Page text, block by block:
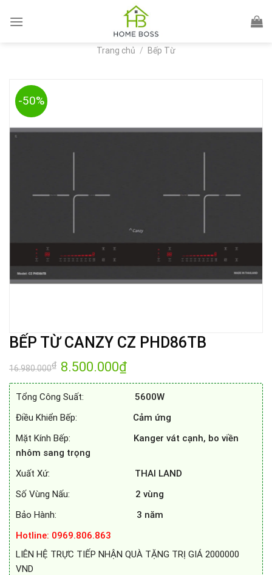
Trang chủ / Bếp Từ
-50%
BẾP TỪ CANZY CZ PHD86TB
16.980.000₫ Giá
gốc
là:
8.500.000₫Giá
tại
8.500.000₫.
Tổng Công Suất:
5600W
Điều Khiển Bếp: Cảm ứng
Mặt Kính Bếp:
Kanger vát cạnh, bo viền
nhôm sang trọng
Xuất Xứ: THAI LAND
Số Vùng Nấu: 2 vùng
Bảo Hành: 3 năm
Hotline: 0969.806.863
LIÊN HỆ TRỰC TIẾP NHẬN QUÀ TẶNG TRỊ GIÁ 2000000
VND